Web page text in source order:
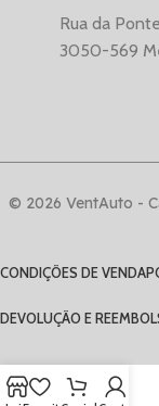
Rua da
3050-569
© 2026 VentAuto -
CONDIÇÕES DE VENDA
DEVOLUÇÃO E